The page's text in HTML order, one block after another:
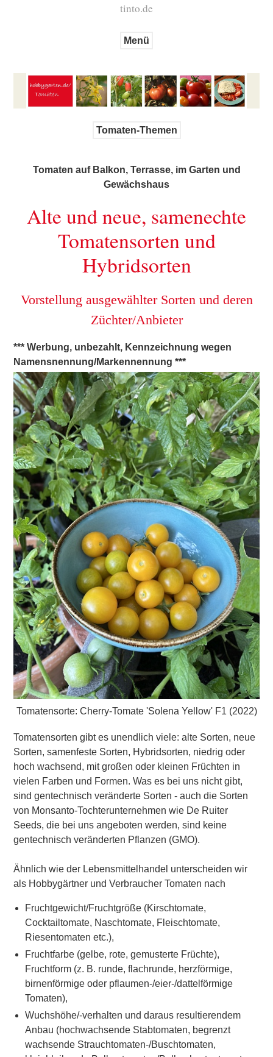
tinto.de
Menü
Tomaten-Themen
Tomaten auf Balkon, Terrasse, im Garten und
Gewächshaus
Alte und neue, samenechte
Tomatensorten und
Hybridsorten
Vorstellung ausgewählter Sorten und deren
Züchter/Anbieter
*** Werbung, unbezahlt, Kennzeichnung wegen
Namensnennung/Markennennung ***
Tomatensorte: Cherry-Tomate 'Solena Yellow' F1 (2022)
Tomatensorten gibt es unendlich viele: alte Sorten, neue
Sorten, samenfeste Sorten, Hybridsorten, niedrig oder
hoch wachsend, mit großen oder kleinen Früchten in
vielen Farben und Formen. Was es bei uns nicht gibt,
sind gentechnisch veränderte Sorten - auch die Sorten
von Monsanto-Tochterunternehmen wie De Ruiter
Seeds, die bei uns angeboten werden, sind keine
gentechnisch veränderten Pflanzen (GMO).
Ähnlich wie der Lebensmittelhandel unterscheiden wir
als Hobbygärtner und Verbraucher Tomaten nach
Fruchtgewicht/Fruchtgröße (Kirschtomate,
Cocktailtomate, Naschtomate, Fleischtomate,
Riesentomaten etc.),
Fruchtfarbe (gelbe, rote, gemusterte Früchte),
Fruchtform (z. B. runde, flachrunde, herzförmige,
birnenförmige oder pflaumen-/eier-/dattelförmige
Tomaten),
Wuchshöhe/-verhalten und daraus resultierendem
Anbau (hochwachsende Stabtomaten, begrenzt
wachsende Strauchtomaten-/Buschtomaten,